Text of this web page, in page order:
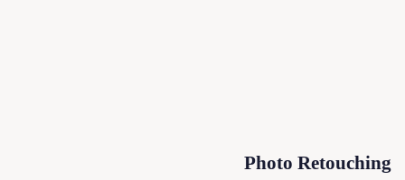
Photo Retouching